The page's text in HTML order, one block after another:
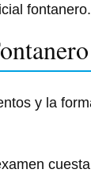
fontanero.
y la